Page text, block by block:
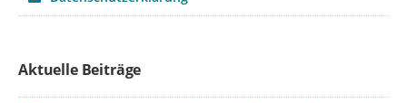
Aktuelle Beiträge